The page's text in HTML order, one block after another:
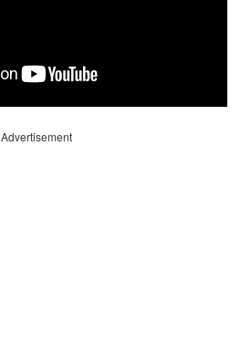
Advertisement